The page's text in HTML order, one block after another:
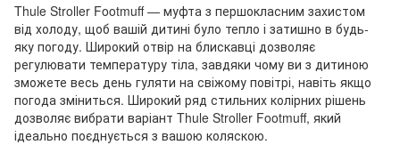
Thule Stroller Footmuff — муфта з першокласним захистом
від холоду, щоб вашій дитині було тепло і затишно в будь-
яку погоду. Широкий отвір на блискавці дозволяє
регулювати температуру тіла, завдяки чому ви з дитиною
зможете весь день гуляти на свіжому повітрі, навіть якщо
погода зміниться. Широкий ряд стильних колірних рішень
дозволяє вибрати варіант Thule Stroller Footmuff, який
ідеально поєднується з вашою коляскою.